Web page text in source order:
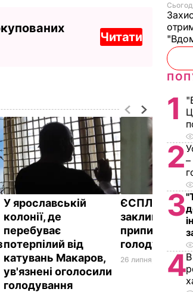
Читати
У ярославській
колонії, де
перебуває
потерпілий від
катувань Макаров,
ув'язнені оголосили
голодування
ЄСПЛ вдруге
закликав
припинити
голодування
26 липня, 05.57СВІТ
1
2
3
4